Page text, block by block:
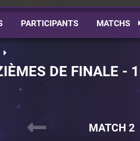
PARTICIPANTS MATCHS
DE FINALE
MATCH 2